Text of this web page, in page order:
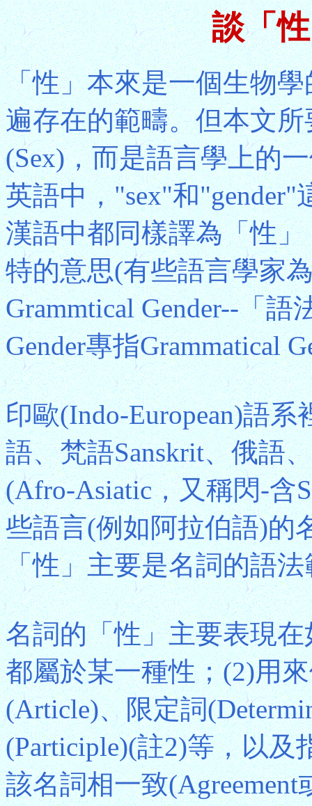
談「
「性」本來是一個生物
遍存在的範疇。但本文
(Sex)，而是語言學上的
英語中，"sex"和
漢語中都同樣譯為「性
特的意思(有些語言學家
Grammtical Gender--「
Gender專指Grammatical
印歐(Indo-European)語
語、梵語Sanskrit、俄語
(Afro-Asiatic，又稱閃-含
些語言(例如阿拉伯語)的
「性」主要是名詞的語法
名詞的「性」主要表現
都屬於某一種性；(2)用
(Article)、限定詞
(Participle)(註2)等，以
該名詞相一致